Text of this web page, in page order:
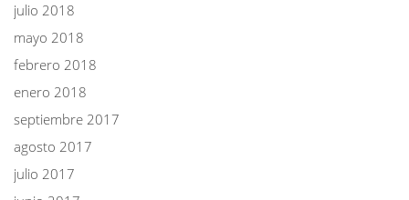
julio 2018
mayo 2018
febrero 2018
enero 2018
septiembre 2017
agosto 2017
julio 2017